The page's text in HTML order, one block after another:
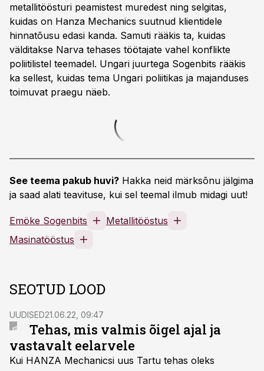
metallitöösturi peamistest muredest ning selgitas,
kuidas on Hanza Mechanics suutnud klientidele
hinnatõusu edasi kanda. Samuti rääkis ta, kuidas
välditakse Narva tehases töötajate vahel konflikte
poliitilistel teemadel. Ungari juurtega Sogenbits rääkis
ka sellest, kuidas tema Ungari poliitikas ja majanduses
toimuvat praegu näeb.
See teema pakub huvi? Hakka neid märksõnu jälgima
ja saad alati teavituse, kui sel teemal ilmub midagi uut!
Emöke Sogenbits
Metallitööstus
Masinatööstus
SEOTUD LOOD
UUDISED21.06.22, 09:47
Tehas, mis valmis õigel ajal ja
vastavalt eelarvele
Kui HANZA Mechanicsi uus Tartu tehas oleks